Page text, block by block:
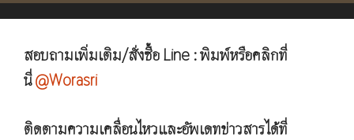
สอบถามเพิ่มเติม/สั่งซื้อ Line : พิมพ์หรือคลิกที่
นี่@Worasri
ติดตามความเคลื่อนไหวและอัพเดทข่าวสารได้ที่